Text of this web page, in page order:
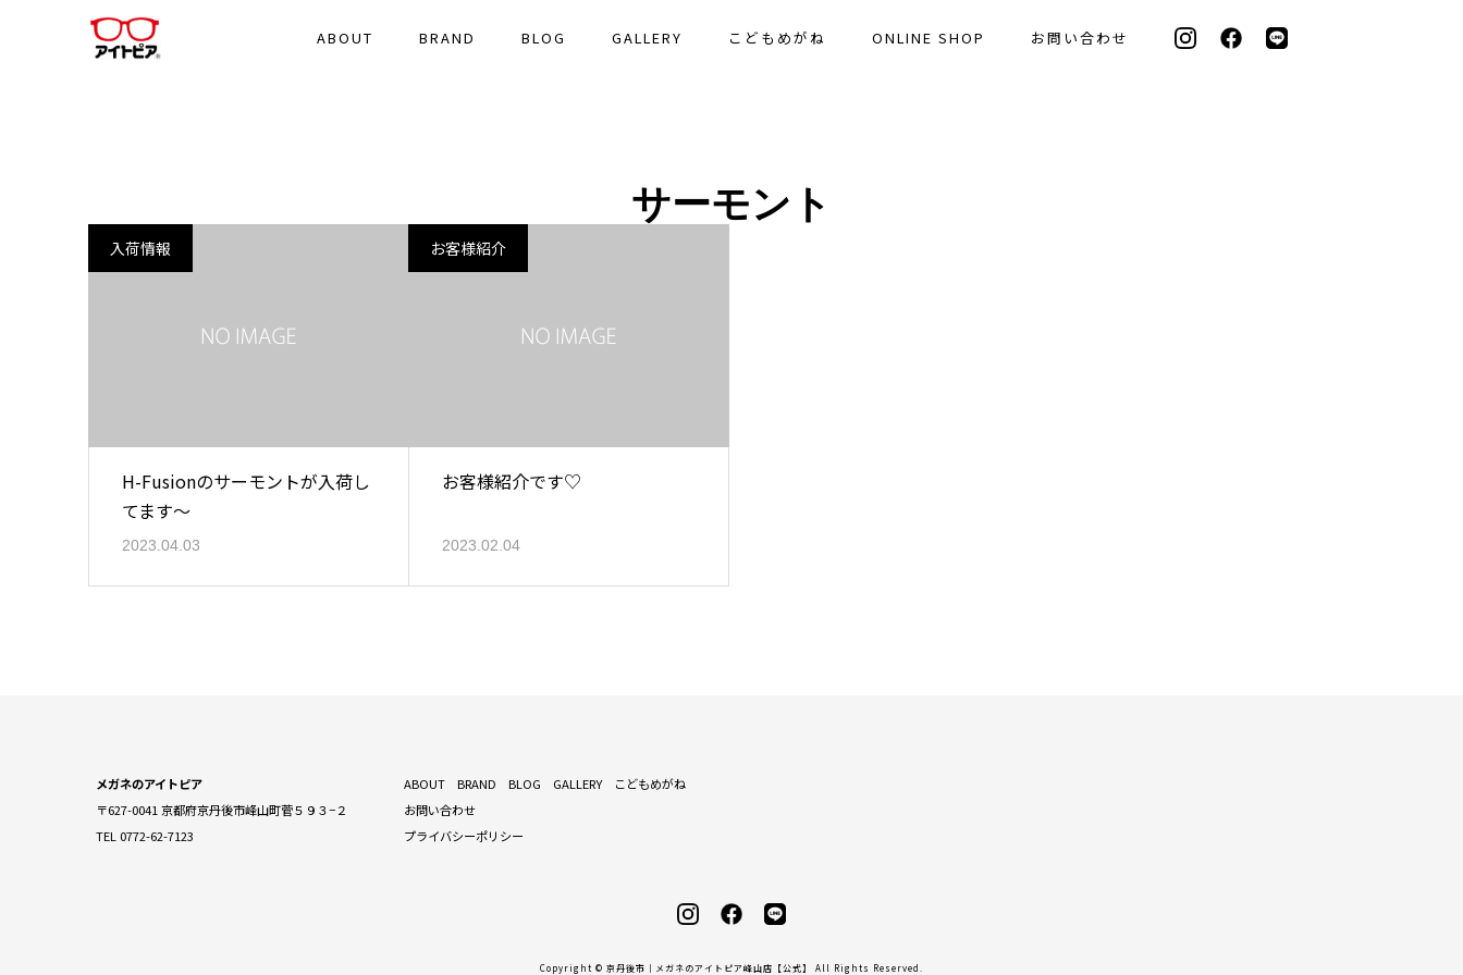
ABOUT BRAND BLOG GALLERY こどもめがね ONLINE SHOP お問い合わせ
サーモント
入荷情報
H-Fusionのサーモントが入荷し
てます～
2023.04.03
お客様紹介
お客様紹介です♡
2023.02.04
メガネのアイトピア
〒627-0041 京都府京丹後市峰山町菅５９３−２
TEL 0772-62-7123
ABOUT BRAND BLOG GALLERY
こどもめがね
お問い合わせ
プライバシーポリシー
Copyright © 京丹後市｜メガネのアイトピア峰山店【公式】 All Rights Reserved.